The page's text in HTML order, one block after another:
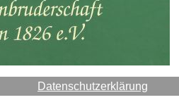
Datenschutzerklärung